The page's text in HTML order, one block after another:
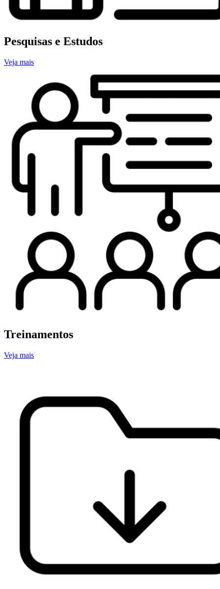
Pesquisas e Estudos
Veja mais
Treinamentos
Veja mais